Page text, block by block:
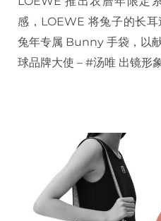
感，LOEWE 将兔子的长
兔年专属 Bunny 手袋，以
球品牌大使 – #汤唯 出镜形